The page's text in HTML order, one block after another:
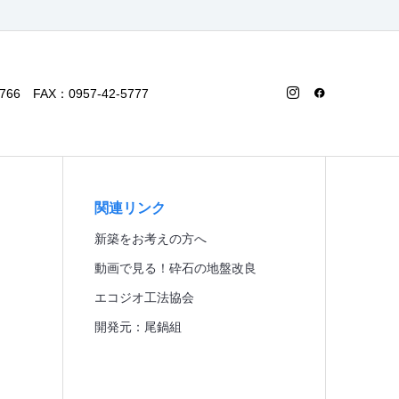
FAX：0957-42-5777
関連リンク
新築をお考えの方へ
動画で見る！砕石の地盤改良
エコジオ工法協会
開発元：尾鍋組